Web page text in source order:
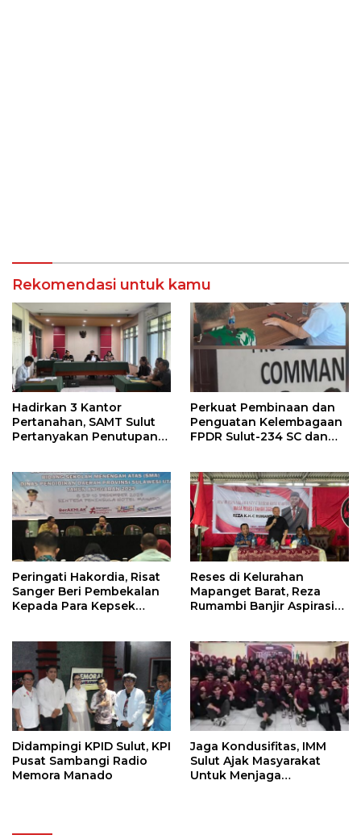
Rekomendasi untuk kamu
Hadirkan 3 Kantor
Pertanahan, SAMT Sulut
Pertanyakan Penutupan
Perkuat Pembinaan dan
Penguatan Kelembagaan
FPDR Sulut-234 SC dan
Peringati Hakordia, Risat
Sanger Beri Pembekalan
Kepada Para Kepsek
Reses di Kelurahan
Mapanget Barat, Reza
Rumambi Banjir Aspirasi
Didampingi KPID Sulut, KPI
Pusat Sambangi Radio
Memora Manado
Jaga Kondusifitas, IMM
Sulut Ajak Masyarakat
Untuk Menjaga